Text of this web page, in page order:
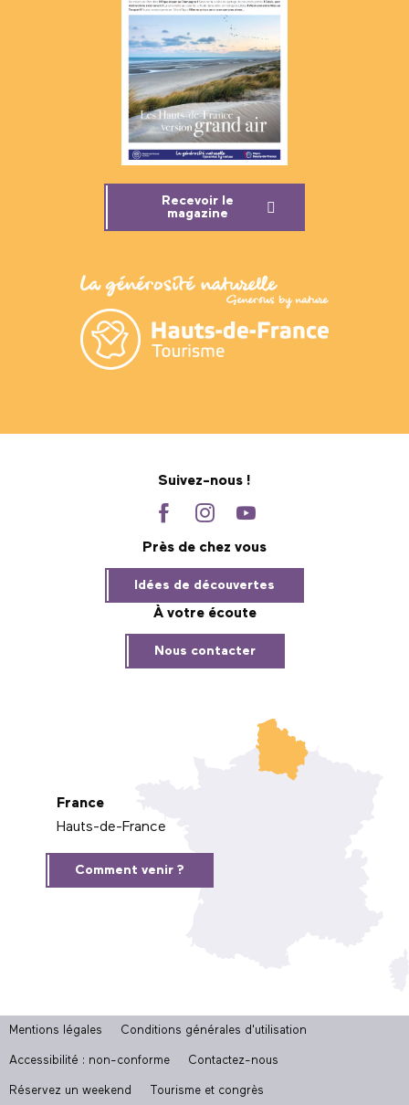
Recevoir le
magazine
Suivez-nous !
Près de chez vous
Idées de découvertes
À votre écoute
Nous contacter
France
Hauts-de-France
Comment venir ?
Mentions légales Conditions générales d'utilisation
Accessibilité : non-conforme Contactez-nous
Réservez un weekend Tourisme et congrès